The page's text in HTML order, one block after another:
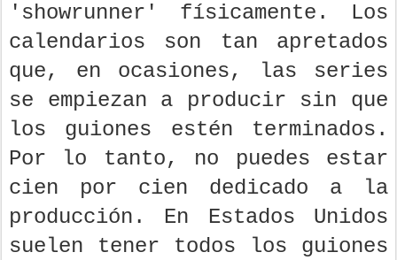
'showrunner' físicamente. Los
calendarios son tan apretados
que, en ocasiones, las series
se empiezan a producir sin que
los guiones estén terminados.
Por lo tanto, no puedes estar
cien por cien dedicado a la
producción. En Estados Unidos
suelen tener todos los guiones